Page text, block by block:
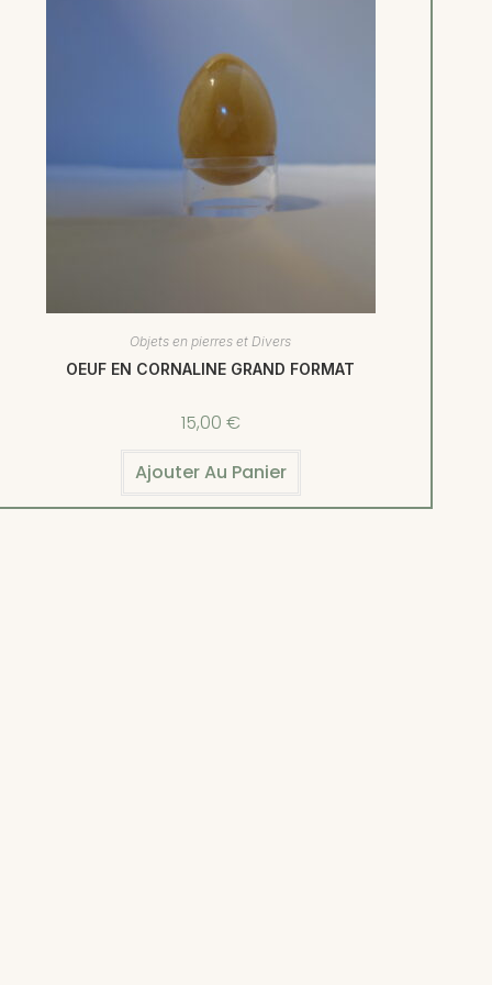
Objets en pierres et Divers
OEUF EN CORNALINE GRAND FORMAT
15,00 €
Ajouter Au Panier